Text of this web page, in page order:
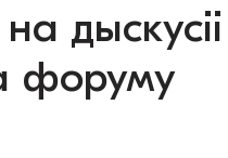
дыскусіі
форуму